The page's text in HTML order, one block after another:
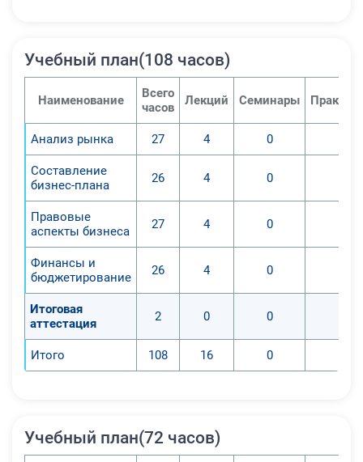
Учебный план(108 часов)
Наименование
Всего
часов
Лекций Семинары
Анализ рынка 27 4 0
Составление
бизнес-плана
26 4 0
Правовые
аспекты бизнеса
27 4 0
Финансы и
бюджетирование
26 4 0
Итоговая
аттестация
2 0 0
Итого 108 16 0
Учебный план(72 часов)